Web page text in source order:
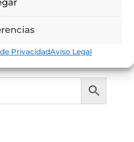
PrivacidadAviso Legal